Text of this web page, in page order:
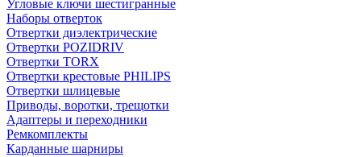
Угловые ключи шестигранные
Наборы отверток
Отвертки диэлектрические
Отвертки POZIDRIV
Отвертки TORX
Отвертки крестовые PHILIPS
Отвертки шлицевые
Приводы, воротки, трещотки
Адаптеры и переходники
Ремкомплекты
Карданные шарниры